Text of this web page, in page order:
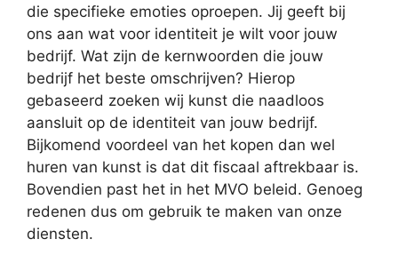
die specifieke emoties oproepen. Jij geeft bij
ons aan wat voor identiteit je wilt voor jouw
bedrijf. Wat zijn de kernwoorden die jouw
bedrijf het beste omschrijven? Hierop
gebaseerd zoeken wij kunst die naadloos
aansluit op de identiteit van jouw bedrijf.
Bijkomend voordeel van het kopen dan wel
huren van kunst is dat dit fiscaal aftrekbaar is.
Bovendien past het in het MVO beleid. Genoeg
redenen dus om gebruik te maken van onze
diensten.